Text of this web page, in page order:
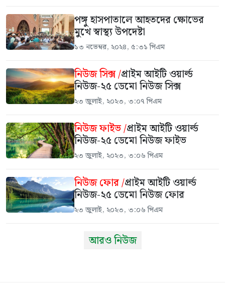
পঙ্গু হাসপাতালে আহতদের ক্ষোভের
মুখে স্বাস্থ্য উপদেষ্টা
১৩ নভেম্বর, ২০২৪, ৫:৩১ পিএম
নিউজ সিক্স /প্রাইম আইটি ওয়ার্ল্ড
নিউজ-২৫ ডেমো নিউজ সিক্স
২৩ জুলাই, ২০২৩, ৩:০৭ পিএম
নিউজ ফাইভ /প্রাইম আইটি ওয়ার্ল্ড
নিউজ-২৫ ডেমো নিউজ ফাইভ
২৩ জুলাই, ২০২৩, ৩:০৬ পিএম
নিউজ ফোর /প্রাইম আইটি ওয়ার্ল্ড
নিউজ-২৫ ডেমো নিউজ ফোর
২৩ জুলাই, ২০২৩, ৩:০৬ পিএম
আরও নিউজ